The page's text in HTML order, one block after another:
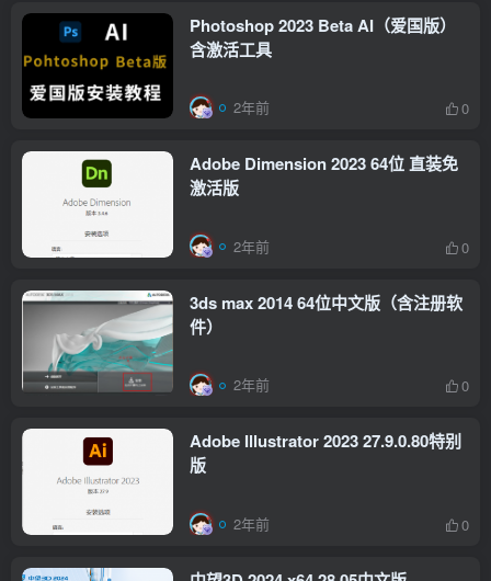
Photoshop 2023 Beta AI（爱国版）
含激活工具
2年前 0
Adobe Dimension 2023 64位 直装免
激活版
2年前 0
3ds max 2014 64位中文版（含注册软
件）
2年前 0
Adobe Illustrator 2023 27.9.0.80特别
版
2年前 0